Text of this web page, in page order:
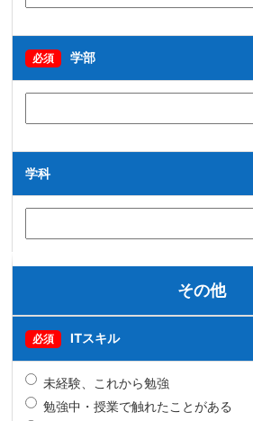
必須 学部
学科
その他
必須 ITスキル
未経験、これから勉強
勉強中・授業で触れたことがある